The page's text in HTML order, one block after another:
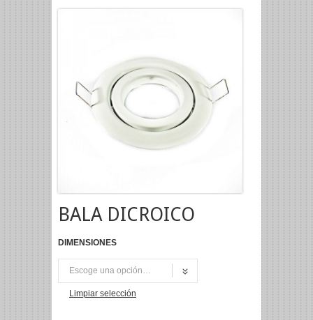
BALA DICROICO
DIMENSIONES
Limpiar selección
UNI